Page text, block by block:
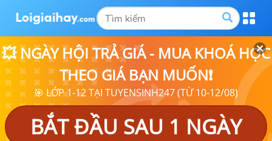
💥 NGÀY HỘI TRẢ GIÁ - MUA KHOÁ HỌC
THEO GIÁ BẠN MUỐN❗
🎯 LỚP 1-12 TẠI TUYENSINH247 (TỪ 10-12/08)
BẮT ĐẦU SAU 1 NGÀY